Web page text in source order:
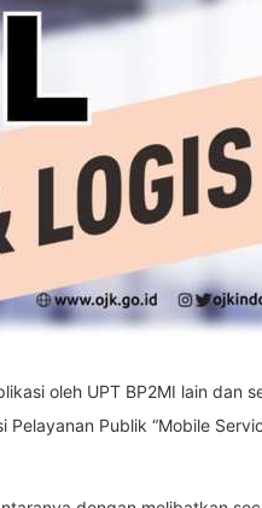
oleh UPT BP2MI lain dan
Publik “Mobile